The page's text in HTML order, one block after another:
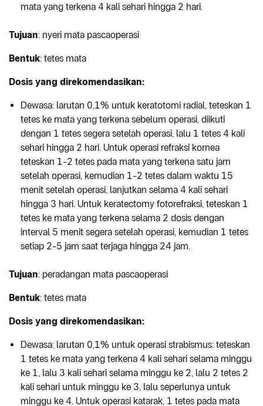
mata yang terkena 4 kali sehari hingga 2 hari.
Tujuan: nyeri mata pascaoperasi
Bentuk: tetes mata
Dosis yang direkomendasikan:
Dewasa: larutan 0,1% untuk keratotomi radial, teteskan 1
tetes ke mata yang terkena sebelum operasi, diikuti
dengan 1 tetes segera setelah operasi, lalu 1 tetes 4 kali
sehari hingga 2 hari. Untuk operasi refraksi kornea
teteskan 1-2 tetes pada mata yang terkena satu jam
setelah operasi, kemudian 1-2 tetes dalam waktu 15
menit setelah operasi, lanjutkan selama 4 kali sehari
hingga 3 hari. Untuk keratectomy fotorefraksi, teteskan 1
tetes ke mata yang terkena selama 2 dosis dengan
interval 5 menit segera setelah operasi, kemudian 1 tetes
setiap 2-5 jam saat terjaga hingga 24 jam.
Tujuan: peradangan mata pascaoperasi
Bentuk: tetes mata
Dosis yang direkomendasikan:
Dewasa: larutan 0,1% untuk operasi strabismus: teteskan
1 tetes ke mata yang terkena 4 kali sehari selama minggu
ke 1, lalu 3 kali sehari selama minggu ke 2, lalu 2 tetes 2
kali sehari untuk minggu ke 3, lalu seperlunya untuk
minggu ke 4. Untuk operasi katarak, 1 tetes pada mata